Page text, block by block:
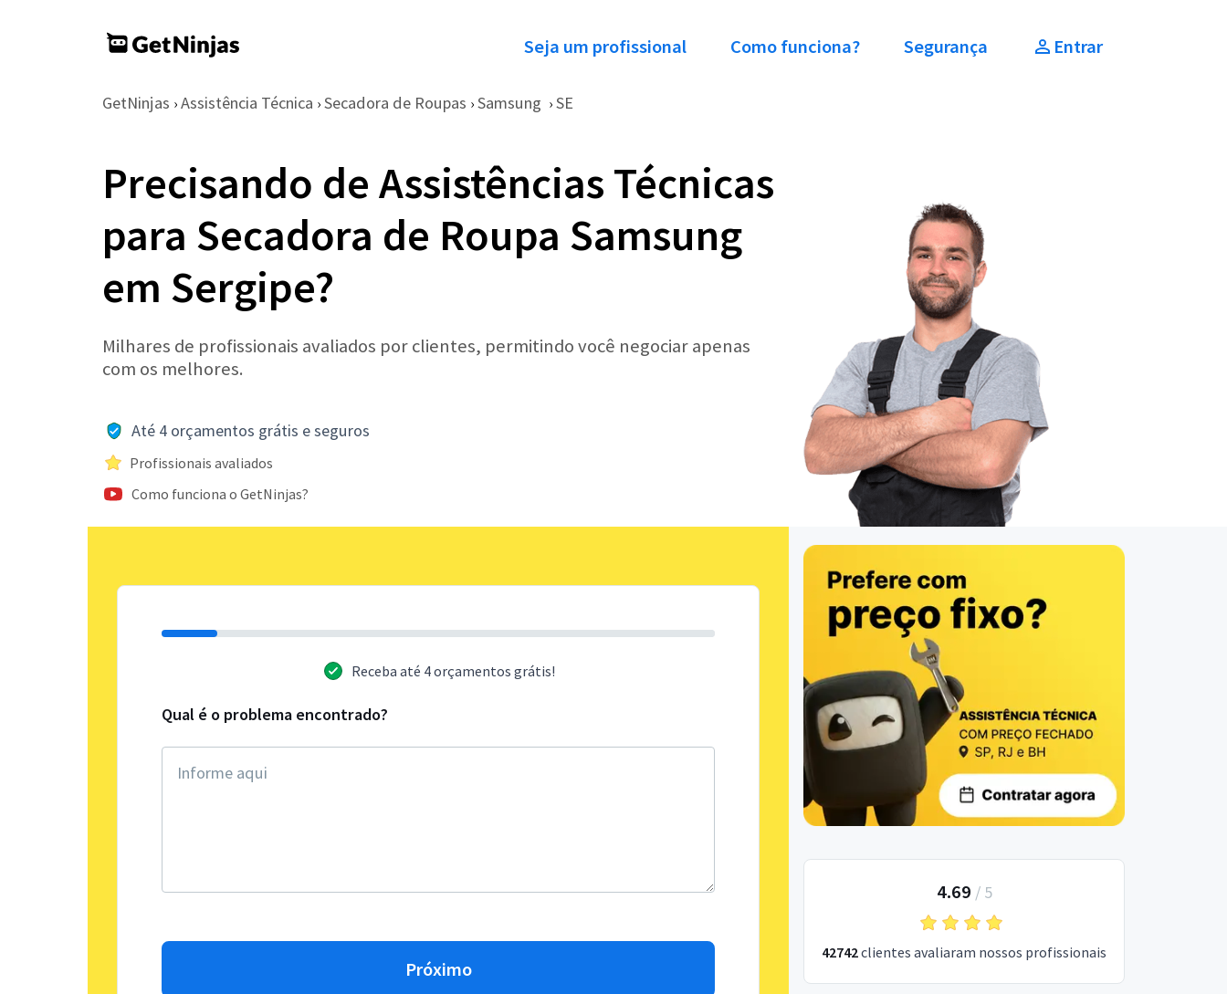
Seja um profissional Como funciona? Segurança Entrar
GetNinjas › Assistência Técnica › Secadora de Roupas › Samsung › SE
Precisando de Assistências Técnicas
para Secadora de Roupa Samsung
em Sergipe?
Milhares de profissionais avaliados por clientes, permitindo você negociar apenas
com os melhores.
Até 4 orçamentos grátis e seguros
Profissionais avaliados
Como funciona o GetNinjas?
Receba até 4 orçamentos grátis!
Qual é o problema encontrado?
Próximo
4.69 / 5
42742clientes avaliaram nossos profissionais